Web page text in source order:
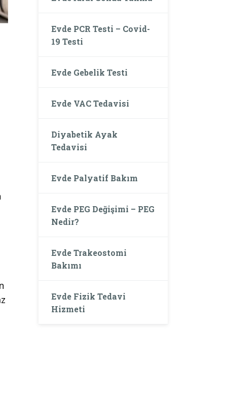
Evde PCR Testi – Covid-
19 Testi
Evde Gebelik Testi
Evde VAC Tedavisi
Diyabetik Ayak
Tedavisi
Evde Palyatif Bakım
Evde PEG Değişimi – PEG
Nedir?
Evde Trakeostomi
Bakımı
Evde Fizik Tedavi
Hizmeti